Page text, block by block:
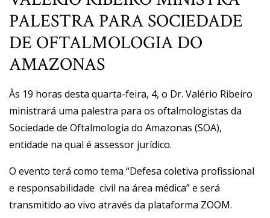
PALESTRA PARA SOCIEDADE
DE OFTALMOLOGIA DO
AMAZONAS
Às 19 horas desta quarta-feira, 4, o Dr. Valério Ribeiro
ministrará uma palestra para os oftalmologistas da
Sociedade de Oftalmologia do Amazonas (SOA),
entidade na qual é assessor jurídico.
O evento terá como tema “Defesa coletiva profissional
e responsabilidade civil na área médica” e será
transmitido ao vivo através da plataforma ZOOM.